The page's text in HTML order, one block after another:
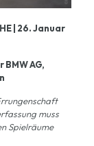
| 26. Januar
AG,
muss
Spielräume